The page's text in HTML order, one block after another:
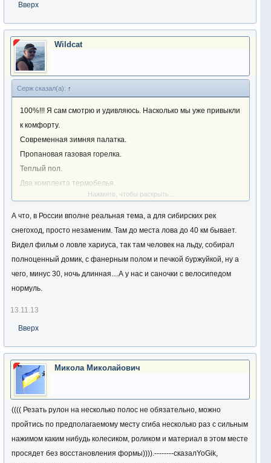
Вверх
Wildcat
Серж сказал(а): ↑
100%!!! Я сам смотрю и удивляюсь. Насколько мы уже привыкли
к комфорту.
Современная зимняя палатка.
Пропановая газовая горелка.
Теплый пол.
Два комплекта термобелья.
Скоро у каждого снегоход должен быть, чтобы все это к лунке
допереть.
Нажмите, чтобы раскрыть...
А что, в России вполне реальная тема, а для сибирских рек
снегоход, просто незаменим. Там до места лова до 40 км бывает.
Видел фильм о ловле хариуса, так там человек на льду, собирал
полноценный домик, с фанерным полом и печкой буржуйкой, ну а
чего, минус 30, ночь длинная....А у нас и саночки с велосипедом
нормуль.
13.11.13
Вверх
Микола Миколайович
(((( Резать рулон на несколько полос не обязательно, можно
пройтись по предполагаемому месту сгиба несколько раз с сильным
нажимом каким нибудь колесиком, роликом и материал в этом месте
просядет без восстановления формы)))).--------сказалYoGik,